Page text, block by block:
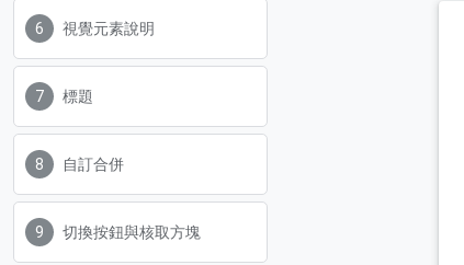
視覺元素說明
標題
自訂合併
切換按鈕與核取方塊